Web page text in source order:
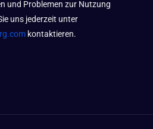
und Problemen zur Nutzung
uns jederzeit unter
kontaktieren.